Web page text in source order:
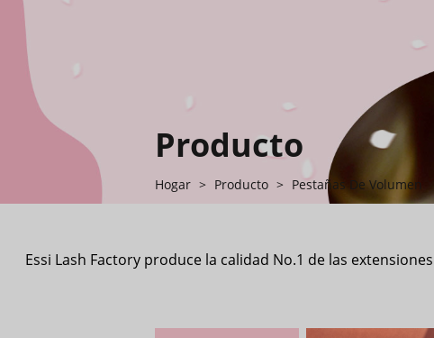
Producto
Hogar > Producto > Pestañas De Volumen
Essi Lash Factory produce la calidad No.1 de las